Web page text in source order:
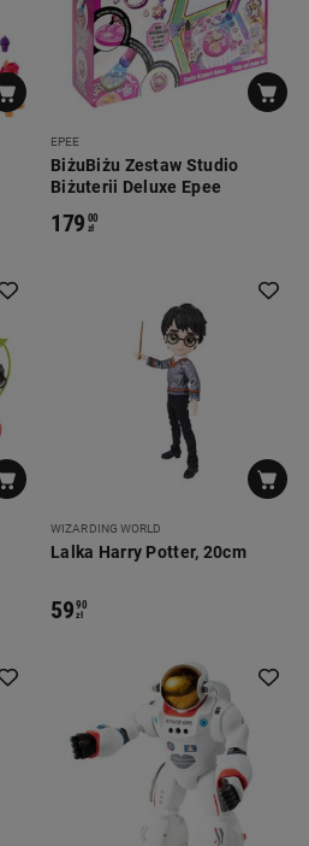
EPEE
BiżuBiżu Zestaw Studio
Biżuterii Deluxe Epee
179 00
zł
WIZARDING WORLD
Lalka Harry Potter, 20cm
5990
zł